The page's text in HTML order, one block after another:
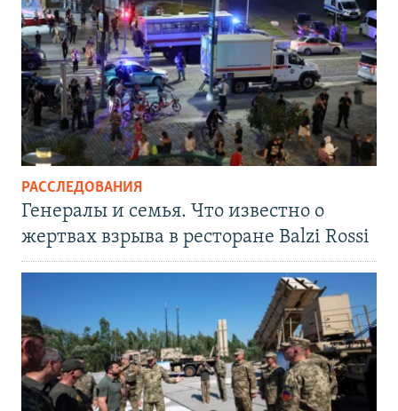
РАССЛЕДОВАНИЯ
Генералы и семья. Что известно о
жертвах взрыва в ресторане Balzi Rossi